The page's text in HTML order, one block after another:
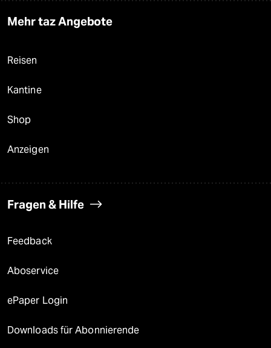
Mehr taz Angebote
Reisen
Kantine
Shop
Anzeigen
Fragen & Hilfe
Feedback
Aboservice
ePaper Login
Downloads für Abonnierende